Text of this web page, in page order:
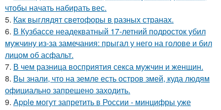
чтобы начать набирать вес.
5. Как выглядят светофоры в разных странах.
6. В Кузбассе неадекватный 17-летний подросток убил
мужчину из-за замечания: прыгал у него на голове и бил
лицом об асфальт.
7. В чем разница восприятия секса мужчин и женщин.
8. Вы знали, что на земле есть остров змей, куда людям
официально запрещено заходить.
9. Apple могут запретить в России - минцифры уже